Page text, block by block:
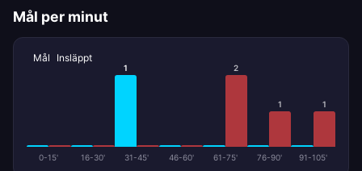
Mål per minut
Mål Insläppt
0-15' 16-30'
1
31-45' 46-60'
2
61-75'
1
76-90'
1
91-105'